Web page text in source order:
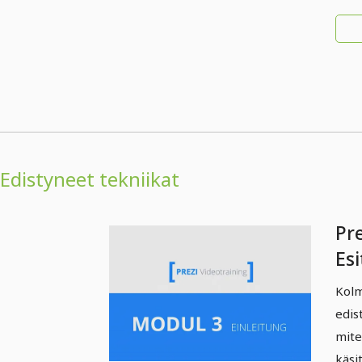
Edistyneet tekniikat